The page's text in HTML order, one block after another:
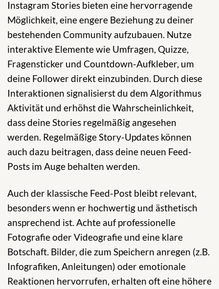
Instagram Stories bieten eine hervorragende
Möglichkeit, eine engere Beziehung zu deiner
bestehenden Community aufzubauen. Nutze
interaktive Elemente wie Umfragen, Quizze,
Fragensticker und Countdown-Aufkleber, um
deine Follower direkt einzubinden. Durch diese
Interaktionen signalisierst du dem Algorithmus
Aktivität und erhöhst die Wahrscheinlichkeit,
dass deine Stories regelmäßig angesehen
werden. Regelmäßige Story-Updates können
auch dazu beitragen, dass deine neuen Feed-
Posts im Auge behalten werden.
Auch der klassische Feed-Post bleibt relevant,
besonders wenn er hochwertig und ästhetisch
ansprechend ist. Achte auf professionelle
Fotografie oder Videografie und eine klare
Botschaft. Bilder, die zum Speichern anregen (z.B.
Infografiken, Anleitungen) oder emotionale
Reaktionen hervorrufen, erhalten oft eine höhere